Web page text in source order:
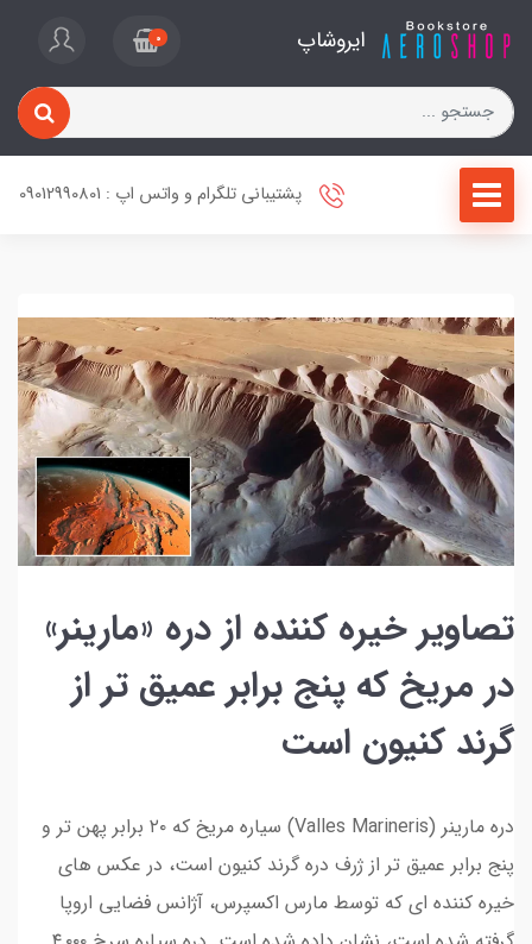
ایروشاپ 0
پشتیبانی تلگرام و واتس اپ : 09012990801
تصاویر خیره کننده از دره «مارینر»
در مریخ که پنج برابر عمیق تر از
گرند کنیون است
دره مارینر (Valles Marineris) سیاره مریخ که ۲۰ برابر پهن تر و
پنج برابر عمیق تر از ژرف دره گرند کنیون است، در عکس های
خیره کننده ای که توسط مارس اکسپرس، آژانس فضایی اروپا